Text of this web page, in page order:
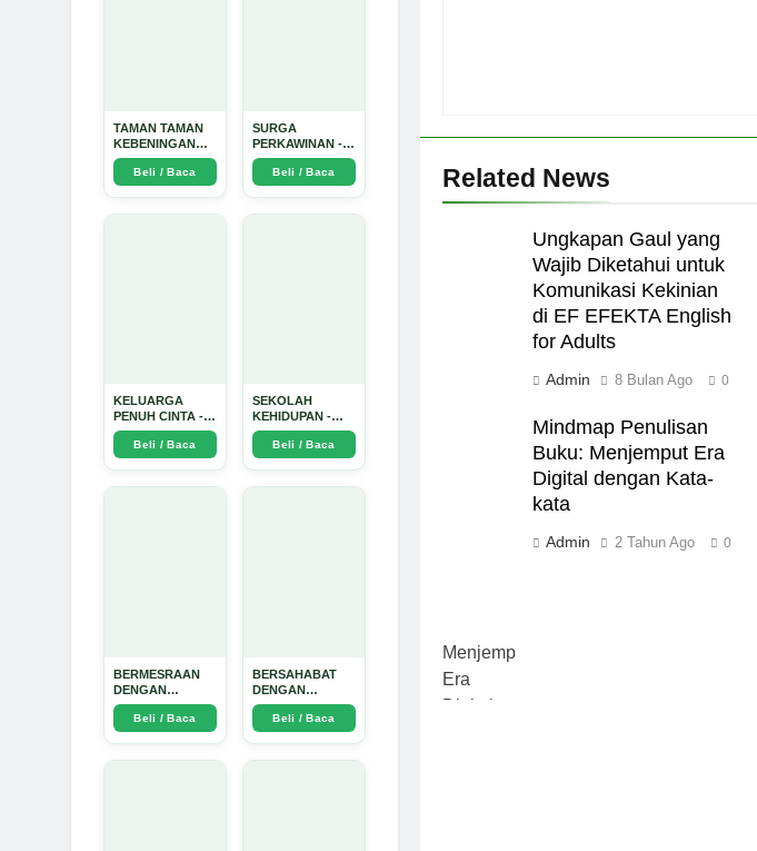
TAMAN TAMAN
KEBENINGAN
HATI - Arda
DinataBeli / Baca
SURGA
PERKAWINAN -
Arda Dinata
Beli / Baca
KELUARGA
PENUH CINTA -
Arda Dinata
Beli / Baca
SEKOLAH
KEHIDUPAN -
Arda Dinata
Beli / Baca
BERMESRAAN
DENGAN
KEBAIKAN - Arda
DinataBeli / Baca
BERSAHABAT
DENGAN
NYAMUK: Jurus
Jitu Atasi
Penyakit
Beli / Baca
Related News
Ungkapan Gaul yang
Wajib Diketahui untuk
Komunikasi Kekinian
di EF EFEKTA English
for Adults
Admin 8 Bulan Ago 0
Mindmap Penulisan
Buku: Menjemput Era
Digital dengan Kata-
kata
Admin 2 Tahun Ago 0